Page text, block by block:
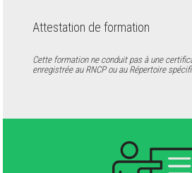
Attestation de formation
Cette formation ne conduit pas à une
enregistrée au RNCP ou au Répertoire